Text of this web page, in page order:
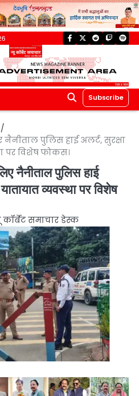
facebook
twitterreddittwitch
Subscribe
पुलिस हाई अलर्ट, सुरक्षा
पर विशेष फोकस।
नैनीताल पुलिस हाई
व्यवस्था पर विशेष
कॉर्बेट समाचार डेस्क